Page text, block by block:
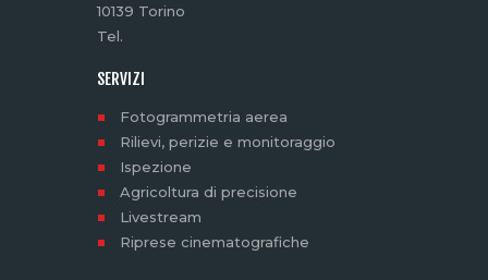
10139 Torino
Tel.
SERVIZI
Fotogrammetria aerea
Rilievi, perizie e monitoraggio
Ispezione
Agricoltura di precisione
Livestream
Riprese cinematografiche